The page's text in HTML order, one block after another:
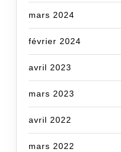
mars 2024
février 2024
avril 2023
mars 2023
avril 2022
mars 2022